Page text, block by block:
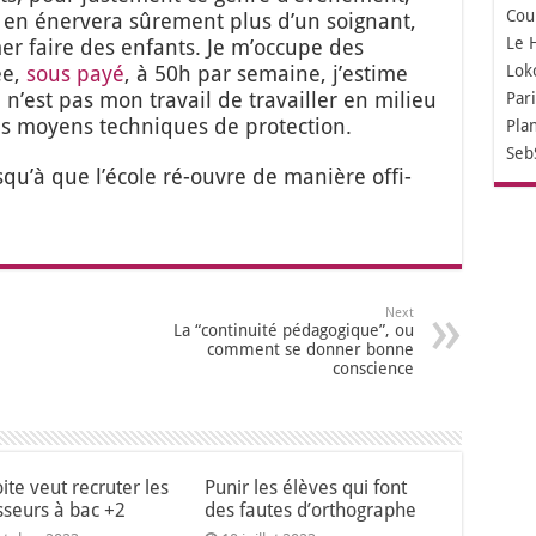
éner­ve­ra sûre­ment plus d’un soi­gnant,
faire des enfants. Je m’oc­cupe des
sous payé, à 50h par semaine, j’es­time
pas mon tra­vail de tra­vailler en milieu
moyens tech­niques de pro­tec­tion.
que l’é­cole ré-ouvre de manière offi­
Next
La “continuité pédagogique”, ou
comment se donner bonne
conscience
veut recruter les
à bac +2
Punir les élèves qui font
des fautes d’orthographe
Le